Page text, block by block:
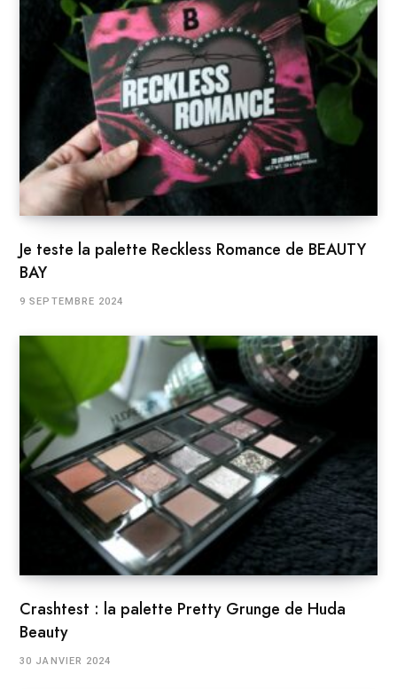
Je teste la palette Reckless Romance de BEAUTY
BAY
9 SEPTEMBRE 2024
Crashtest : la palette Pretty Grunge de Huda
Beauty
30 JANVIER 2024